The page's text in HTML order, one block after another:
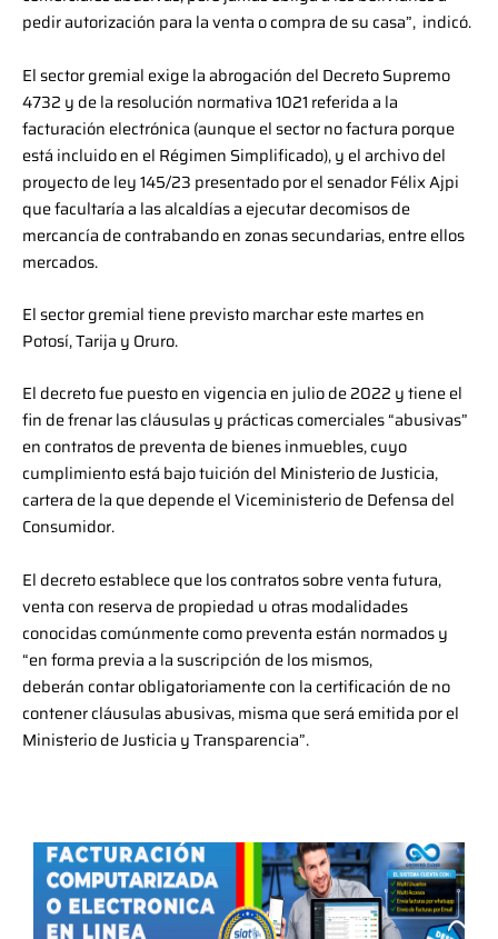
pedir autorización para la venta o compra de su casa”, indicó.
El sector gremial exige la abrogación del Decreto Supremo
4732 y de la resolución normativa 1021 referida a la
facturación electrónica (aunque el sector no factura porque
está incluido en el Régimen Simplificado), y el archivo del
proyecto de ley 145/23 presentado por el senador Félix Ajpi
que facultaría a las alcaldías a ejecutar decomisos de
mercancía de contrabando en zonas secundarias, entre ellos
mercados.
El sector gremial tiene previsto marchar este martes en
Potosí, Tarija y Oruro.
El decreto fue puesto en vigencia en julio de 2022 y tiene el
fin de frenar las cláusulas y prácticas comerciales “abusivas”
en contratos de preventa de bienes inmuebles, cuyo
cumplimiento está bajo tuición del Ministerio de Justicia,
cartera de la que depende el Viceministerio de Defensa del
Consumidor.
El decreto establece que los contratos sobre venta futura,
venta con reserva de propiedad u otras modalidades
conocidas comúnmente como preventa están normados y
“en forma previa a la suscripción de los mismos,
deberán contar obligatoriamente con la certificación de no
contener cláusulas abusivas, misma que será emitida por el
Ministerio de Justicia y Transparencia”.